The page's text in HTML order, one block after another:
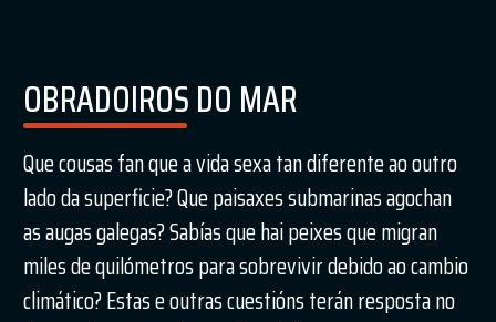
OBRADOIROS DO MAR
Que cousas fan que a vida sexa tan diferente ao outro
lado da superficie? Que paisaxes submarinas agochan
as augas galegas? Sabías que hai peixes que migran
miles de quilómetros para sobrevivir debido ao cambio
climático? Estas e outras cuestións terán resposta no